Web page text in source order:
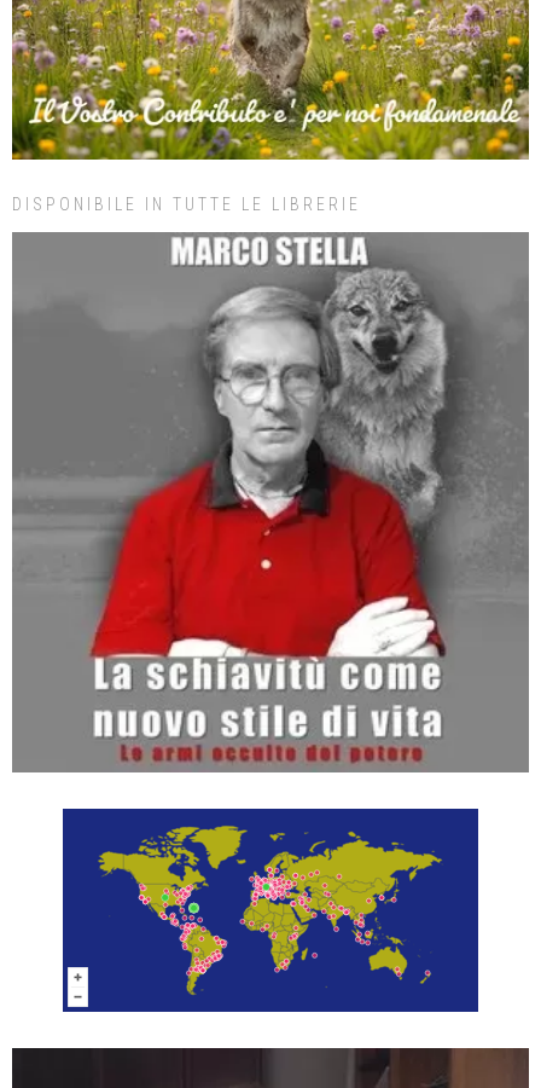
DISPONIBILE IN TUTTE LE LIBRERIE